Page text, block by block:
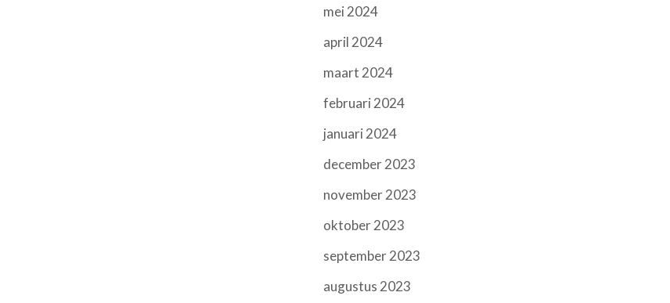
mei 2024
april 2024
maart 2024
februari 2024
januari 2024
december 2023
november 2023
oktober 2023
september 2023
augustus 2023